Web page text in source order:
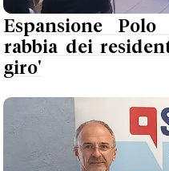
Espansione
rabbia dei
giro'